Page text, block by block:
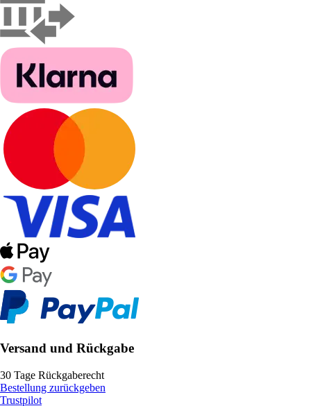
Versand und Rückgabe
30 Tage Rückgaberecht
Bestellung zurückgeben
Trustpilot